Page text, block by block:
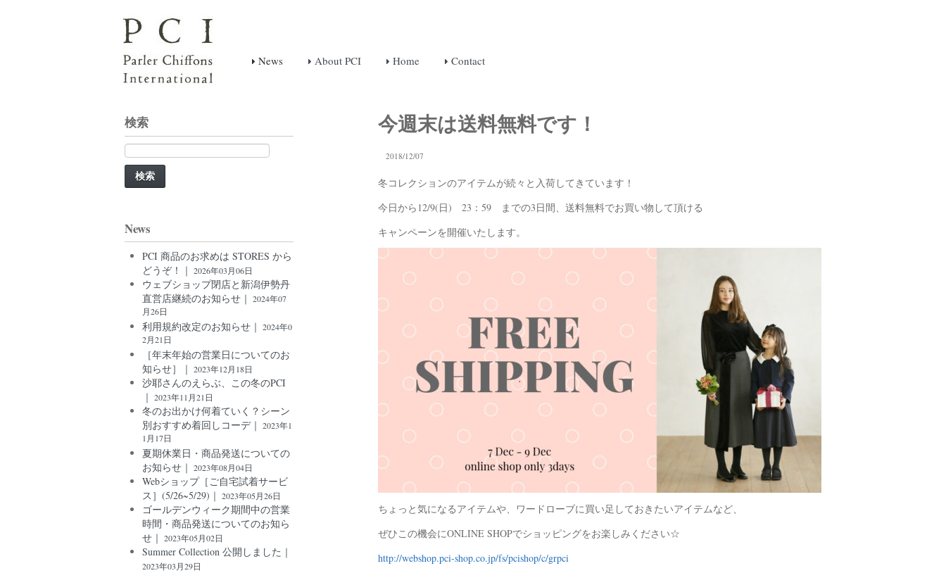
News About PCI Home Contact
今週末は送料無料です！
2018/12/07
冬コレクションのアイテムが続々と入荷してきています！
今日から12/9(日) 23：59 までの3日間、送料無料でお買い物して頂ける
キャンペーンを開催いたします。
ちょっと気になるアイテムや、ワードローブに買い足しておきたいアイテムなど、
ぜひこの機会にONLINE SHOPでショッピングをお楽しみください☆
http://webshop.pci-shop.co.jp/fs/pcishop/c/grpci
検索
検
索:
News
PCI 商品のお求めは STORES から
どうぞ！｜ 2026年03月06日
ウェブショップ閉店と新潟伊勢丹
直営店継続のお知らせ｜ 2024年07
月26日
利用規約改定のお知らせ｜ 2024年0
2月21日
［年末年始の営業日についてのお
知らせ］｜ 2023年12月18日
沙耶さんのえらぶ、この冬のPCI
｜ 2023年11月21日
冬のお出かけ何着ていく？シーン
別おすすめ着回しコーデ｜ 2023年1
1月17日
夏期休業日・商品発送についての
お知らせ｜ 2023年08月04日
Webショップ［ご自宅試着サービ
ス］(5/26~5/29)｜ 2023年05月26日
ゴールデンウィーク期間中の営業
時間・商品発送についてのお知ら
せ｜ 2023年05月02日
Summer Collection 公開しました｜
2023年03月29日